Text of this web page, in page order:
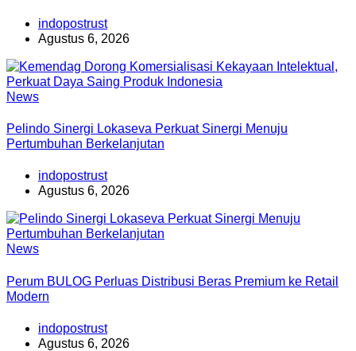
indopostrust
Agustus 6, 2026
News
Pelindo Sinergi Lokaseva Perkuat Sinergi Menuju
Pertumbuhan Berkelanjutan
indopostrust
Agustus 6, 2026
News
Perum BULOG Perluas Distribusi Beras Premium ke Retail
Modern
indopostrust
Agustus 6, 2026